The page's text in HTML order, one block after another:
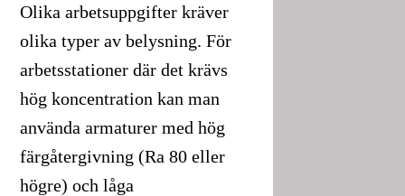
Olika arbetsuppgifter kräver
olika typer av belysning. För
arbetsstationer där det krävs
hög koncentration kan man
använda armaturer med hög
färgåtergivning (Ra 80 eller
högre) och låga